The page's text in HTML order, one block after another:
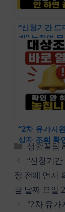
“신청기간 드
개” 놓치면
다 & 일정 전
확인할 핵심
들 (2026 유
날짜 요일 2
일)
“2차 유가지
상자 조회 확
됐습니다” 조
가기 & 먼저
기준과 신청
카
테
리
생활꿀팁
“신청기
정 전에 먼저
금 날짜 요일
“2차 유가